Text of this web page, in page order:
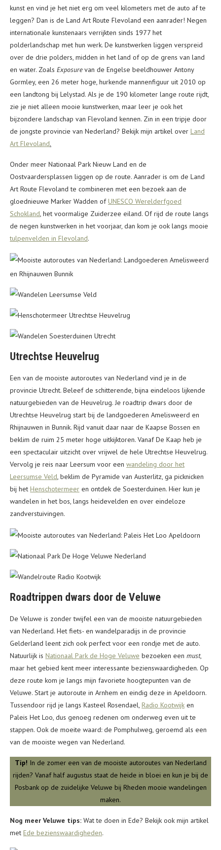
kunst en vind je het niet erg om veel kilometers met de auto af te
leggen? Dan is de Land Art Route Flevoland een aanrader! Negen
internationale kunstenaars verrijkten sinds 1977 het
polderlandschap met hun werk. De kunstwerken liggen verspreid
over de drie polders, midden in het land of op de grens van land
en water. Zoals Exposurevan de Engelse beeldhouwer Antony
Gormley, een 26 meter hoge, hurkende mannenfiguur uit 2010 op
een landtong bij Lelystad. Als je de 190 kilometer lange route rijdt,
zie je niet alleen mooie kunstwerken, maar leer je ook het
bijzondere landschap van Flevoland kennen. Zin in een tripje door
de jongste provincie van Nederland? Bekijk mijn artikel over Land
Art Flevoland.
Onder meer Nationaal Park Nieuw Land en de
Oostvaardersplassen liggen op de route. Aanrader is om de Land
Art Route Flevoland te combineren met een bezoek aan de
gloednieuwe Marker Wadden ofUNESCO Werelderfgoed
Schokland, het voormalige Zuiderzee eiland. Of rijd de route langs
de negen kunstwerken in het voorjaar, dan kom je ook langs mooie
tulpenvelden in Flevoland.
Utrechtse Heuvelrug
Een van de mooiste autoroutes van Nederland vind je in de
provincie Utrecht. Beleef de schitterende, bijna eindeloos lijkende
natuurgebieden van de Heuvelrug. Je roadtrip dwars door de
Utrechtse Heuvelrug start bij de landgoederen Amelisweerd en
Rhijnauwen in Bunnik. Rijd vanuit daar naar de Kaapse Bossen en
beklim de ruim 25 meter hoge uitkijktoren. Vanaf De Kaap heb je
een spectaculair uitzicht over vrijwel de hele Utrechtse Heuvelrug.
Vervolg je reis naar Leersum voor een wandeling door het
Leersumse Veld, beklim de Pyramide van Austerlitz, ga picknicken
bij het Henschotermeer en ontdek de Soesterduinen. Hier kun je
wandelen in het bos, langs heidevelden en over eindeloze
zandverstuivingen.
Roadtrippen dwars door de Veluwe
De Veluwe is zonder twijfel een van de mooiste natuurgebieden
van Nederland. Het fiets- en wandelparadijs in de provincie
Gelderland leent zich ook perfect voor een rondje met de auto.
Natuurlijk is Nationaal Park de Hoge Veluwe bezoeken een must,
maar het gebied kent meer interessante bezienswaardigheden. Op
deze route kom je langs mijn favoriete hoogtepunten van de
Veluwe. Start je autoroute in Arnhem en eindig deze in Apeldoorn.
Tussendoor rijd je langs Kasteel Rosendael, Radio Kootwijk en
Paleis Het Loo, dus genoeg redenen om onderweg even uit te
stappen. Ook de moeite waard: de Pomphulweg, geroemd als een
van de mooiste wegen van Nederland.
Tip! In de zomer een van de mooiste autoroutes van Nederland
rijden? Vanaf half augustus staat de heide in bloei en kun je bij de
Posbank op de zuidelijke Veluwe bij Rheden mooie wandelingen
maken.
Nog meer Veluwe tips: Wat te doen in Ede? Bekijk ook mijn artikel
met Ede bezienswaardigheden.